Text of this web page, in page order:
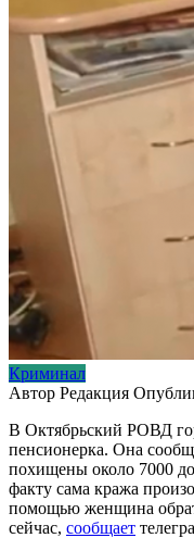
Криминал
Автор Редакция
В Октябрьский РОВД
пенсионерка. Она
похищены около 7000
факту сама кража
помощью женщина
сейчас, сообщает